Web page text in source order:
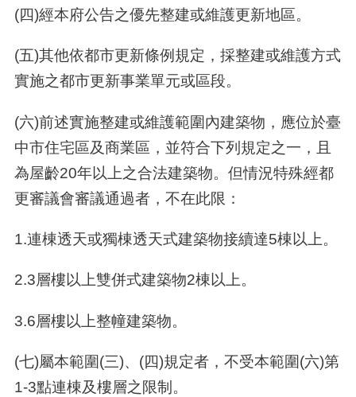
(四)經本府公告之優先整建或維護更新地區。
(五)其他依都市更新條例規定，採整建或維護方式
實施之都市更新事業單元或區段。
(六)前述實施整建或維護範圍內建築物，應位於臺
中市住宅區及商業區，並符合下列規定之一，且
為屋齡20年以上之合法建築物。但情況特殊經都
更審議會審議通過者，不在此限：
1.連棟透天或獨棟透天式建築物接續達5棟以上。
2.3層樓以上雙併式建築物2棟以上。
3.6層樓以上整幢建築物。
(七)屬本範圍(三)、(四)規定者，不受本範圍(六)第
1-3點連棟及樓層之限制。